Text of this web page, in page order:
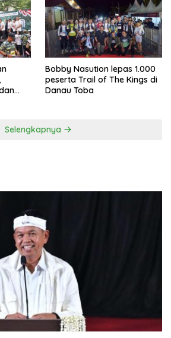
Bobby Nasution lepas 1.000
peserta Trail of The Kings di
Danau Toba
Selengkapnya